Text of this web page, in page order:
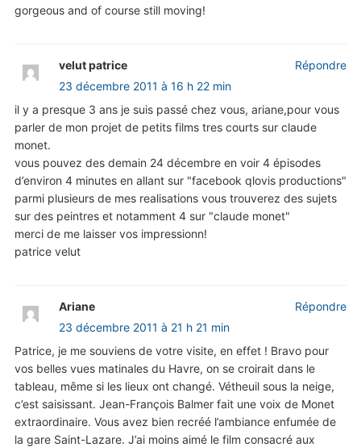
gorgeous and of course still moving!
velut patrice
23 décembre 2011 à 16 h 22 min
il y a presque 3 ans je suis passé chez vous, ariane,pour vous
parler de mon projet de petits films tres courts sur claude
monet.
vous pouvez des demain 24 décembre en voir 4 épisodes
d’environ 4 minutes en allant sur "facebook qlovis productions"
parmi plusieurs de mes realisations vous trouverez des sujets
sur des peintres et notamment 4 sur "claude monet"
merci de me laisser vos impressionn!
patrice velut
Répondre
Ariane
23 décembre 2011 à 21 h 21 min
Patrice, je me souviens de votre visite, en effet ! Bravo pour
vos belles vues matinales du Havre, on se croirait dans le
tableau, même si les lieux ont changé. Vétheuil sous la neige,
c’est saisissant. Jean-François Balmer fait une voix de Monet
extraordinaire. Vous avez bien recréé l’ambiance enfumée de
la gare Saint-Lazare. J’ai moins aimé le film consacré aux
Répondre